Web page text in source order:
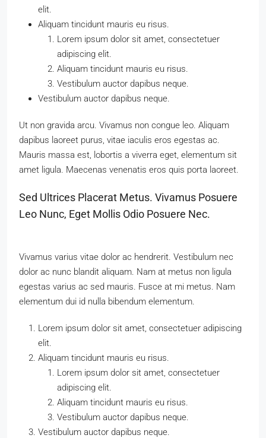
elit.
Aliquam tincidunt mauris eu risus.
Lorem ipsum dolor sit amet, consectetuer
adipiscing elit.
Aliquam tincidunt mauris eu risus.
Vestibulum auctor dapibus neque.
Vestibulum auctor dapibus neque.
Ut non gravida arcu. Vivamus non congue leo. Aliquam
dapibus laoreet purus, vitae iaculis eros egestas ac.
Mauris massa est, lobortis a viverra eget, elementum sit
amet ligula. Maecenas venenatis eros quis porta laoreet.
Sed Ultrices Placerat Metus. Vivamus Posuere
Leo Nunc, Eget Mollis Odio Posuere Nec.
Vivamus varius vitae dolor ac hendrerit. Vestibulum nec
dolor ac nunc blandit aliquam. Nam at metus non ligula
egestas varius ac sed mauris. Fusce at mi metus. Nam
elementum dui id nulla bibendum elementum.
Lorem ipsum dolor sit amet, consectetuer adipiscing
elit.
Aliquam tincidunt mauris eu risus.
Lorem ipsum dolor sit amet, consectetuer
adipiscing elit.
Aliquam tincidunt mauris eu risus.
Vestibulum auctor dapibus neque.
Vestibulum auctor dapibus neque.